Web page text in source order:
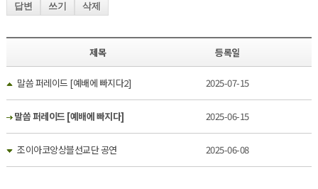
답변 쓰기 삭제
제목 등록일
말씀 퍼레이드 [예배에 빠지다2] 2025-07-15
말씀 퍼레이드 [예배에 빠지다] 2025-06-15
조이아코앙상블선교단 공연 2025-06-08